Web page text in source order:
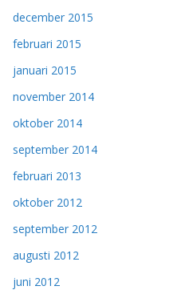
december 2015
februari 2015
januari 2015
november 2014
oktober 2014
september 2014
februari 2013
oktober 2012
september 2012
augusti 2012
juni 2012